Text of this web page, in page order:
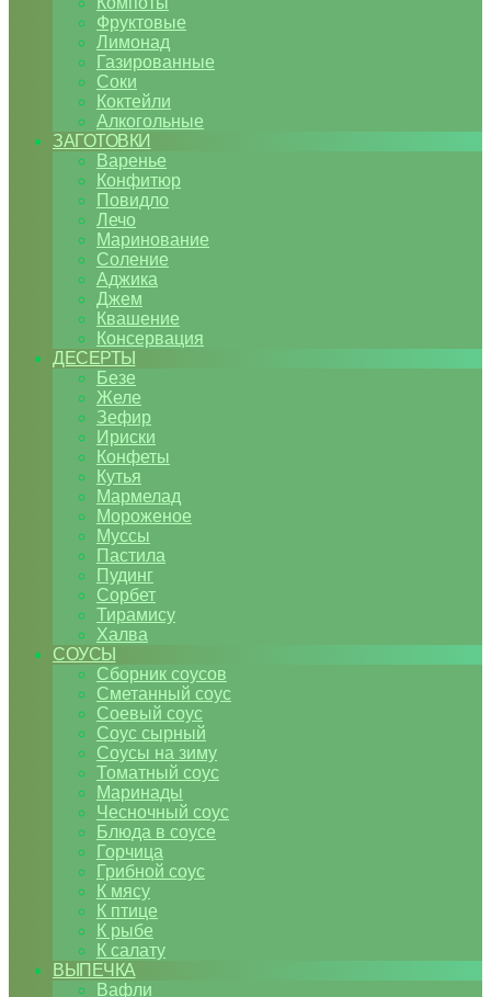
Фруктовые
Лимонад
Газированные
Соки
Коктейли
Алкогольные
ЗАГОТОВКИ
Варенье
Конфитюр
Повидло
Лечо
Маринование
Соление
Аджика
Джем
Квашение
Консервация
ДЕСЕРТЫ
Безе
Желе
Зефир
Ириски
Конфеты
Кутья
Мармелад
Мороженое
Муссы
Пастила
Пудинг
Сорбет
Тирамису
Халва
СОУСЫ
Сборник соусов
Сметанный соус
Соевый соус
Соус сырный
Соусы на зиму
Томатный соус
Маринады
Чесночный соус
Блюда в соусе
Горчица
Грибной соус
К мясу
К птице
К рыбе
К салату
ВЫПЕЧКА
Вафли